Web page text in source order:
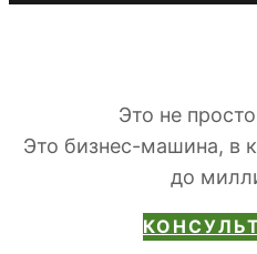
Это не
Это бизнес-машина, в
до